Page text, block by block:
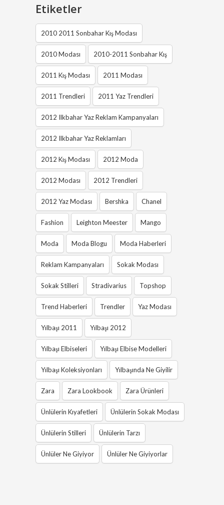
Etiketler
2010 2011 Sonbahar Kış Modası
2010 Modası 2010-2011 Sonbahar Kış
2011 Kış Modası 2011 Modası
2011 Trendleri 2011 Yaz Trendleri
2012 Ilkbahar Yaz Reklam Kampanyaları
2012 Ilkbahar Yaz Reklamları
2012 Kış Modası 2012 Moda
2012 Modası 2012 Trendleri
2012 Yaz Modası Bershka Chanel
Fashion Leighton Meester Mango
Moda Moda Blogu Moda Haberleri
Reklam Kampanyaları Sokak Modası
Sokak Stilleri Stradivarius Topshop
Trend Haberleri Trendler Yaz Modası
Yılbaşı 2011 Yılbaşı 2012
Yılbaşı Elbiseleri Yılbaşı Elbise Modelleri
Yılbaşı Koleksiyonları Yılbaşında Ne Giyilir
Zara Zara Lookbook Zara Ürünleri
Ünlülerin Kıyafetleri Ünlülerin Sokak Modası
Ünlülerin Stilleri Ünlülerin Tarzı
Ünlüler Ne Giyiyor Ünlüler Ne Giyiyorlar